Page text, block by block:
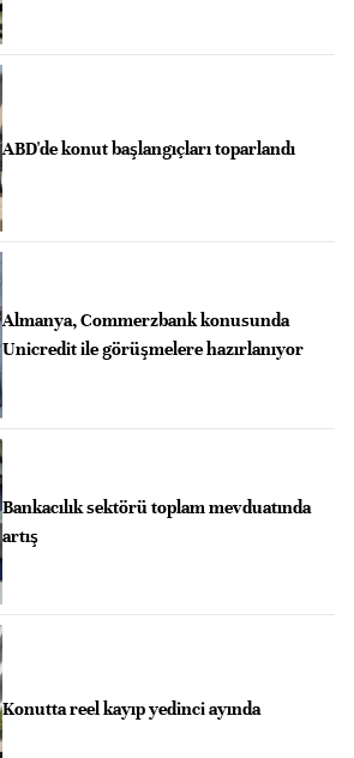
ABD'de konut başlangıçları toparlandı
Almanya, Commerzbank konusunda
Unicredit ile görüşmelere hazırlanıyor
Bankacılık sektörü toplam mevduatında
artış
Konutta reel kayıp yedinci ayında